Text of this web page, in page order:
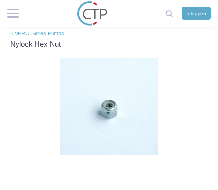
Inloggen
< VPRO Series Pumps
Nylock Hex Nut